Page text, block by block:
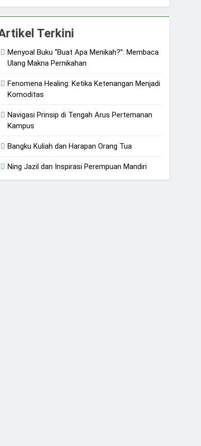
Perempuan
Terkini
Menyoal Buku “Buat Apa Menikah?”: Membaca
Ulang Makna Pernikahan
Fenomena Healing: Ketika Ketenangan Menjadi
Komoditas
Navigasi Prinsip di Tengah Arus Pertemanan
Kampus
Bangku Kuliah dan Harapan Orang Tua
Ning Jazil dan Inspirasi Perempuan Mandiri